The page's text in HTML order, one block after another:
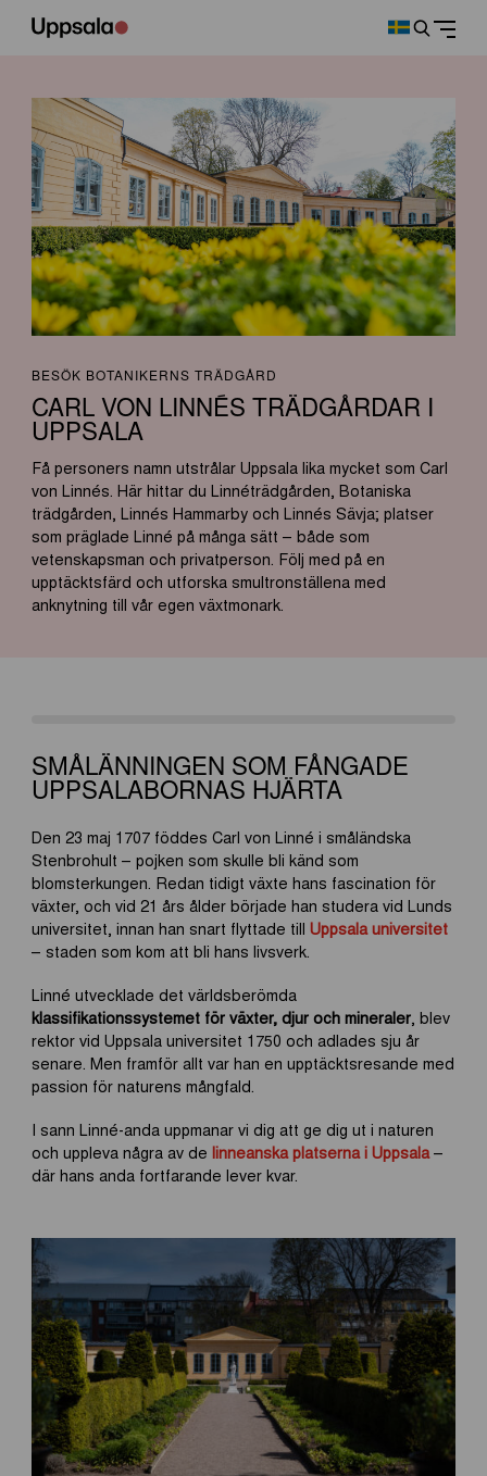
BESÖK BOTANIKERNS TRÄDGÅRD
CARL VON LINNÉS TRÄDGÅRDAR I
UPPSALA
Få personers namn utstrålar Uppsala lika mycket som Carl
von Linnés. Härhittardu Linnéträdgården, Botaniska
trädgården, Linnés Hammarby och Linnés Sävja; platser
som präglade Linné på många sätt – både som
vetenskapsman och privatperson. Följ med på en
upptäcktsfärd och utforska smultronställena med
anknytning till vår egen växtmonark.
SMÅLÄNNINGEN SOM FÅNGADE
UPPSALABORNAS HJÄRTA
Den 23 maj 1707 föddes Carl von Linné i småländska
Stenbrohult – pojken som skulle bli känd som
blomsterkungen. Redan tidigt växte hans fascination för
växter, och vid 21 års ålder började han studera vid Lunds
universitet, innan han snart flyttade till Uppsala universitet
– staden som kom att bli hans livsverk.
Linné utvecklade det världsberömda
klassifikationssystemet för växter, djur och mineraler, blev
rektor vid Uppsala universitet 1750 och adlades sju år
senare. Men framför allt var han en upptäcktsresande med
passion för naturens mångfald.
I sann Linné-anda uppmanar vi dig att ge dig ut i naturen
och uppleva några av de linneanska platserna i Uppsala–
där hans anda fortfarande lever kvar.